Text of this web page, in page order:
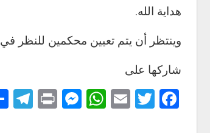
هداية الله.
وينتظر أن يتم تعيين محكمين للنظر في
شاركها على
Facebook
Twitter
Email